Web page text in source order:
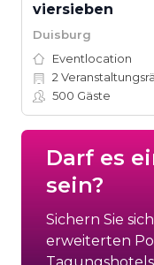
viersieben
Duisburg
Eventlocation
2
500 Gäste
Darf es
sein?
Sichern Sie
erweiterten